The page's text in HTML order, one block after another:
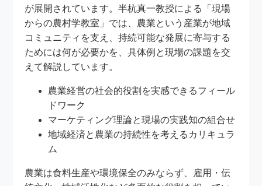
が展開されています。半杭真一教授による「現場
からの農村学教室」では、農業という産業が地域
コミュニティを支え、持続可能な発展に寄与する
ためには何が必要かを、具体例と現場の課題を交
えて解説しています。
農業経営の社会的役割を実感できるフィール
ドワーク
マーケティング理論と現場の実践知の組合せ
地域経済と農業の持続性を考えるカリキュラ
ム
農業は食料生産や環境保全のみならず、雇用・伝